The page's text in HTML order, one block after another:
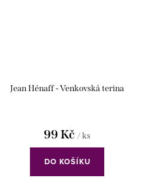
Jean Hénaff - Venkovská terina
99 Kč / ks
DO KOŠÍKU